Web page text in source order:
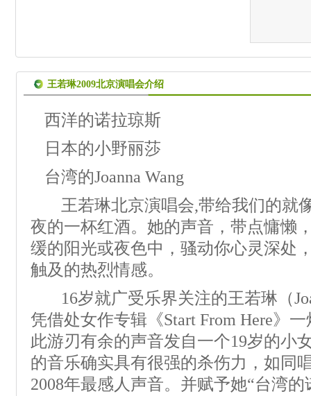
王若琳2009北京演唱会介绍
西洋的诺拉琼斯
日本的小野丽莎
台湾的Joanna Wang
王若琳北京演唱会,带给我们的就
夜的一杯红酒。她的声音，带点慵懒
缓的阳光或夜色中，骚动你心灵深处
触及的热烈情感。
16岁就广受乐界关注的王若琳（
凭借处女作专辑《Start From Here》
此游刃有余的声音发自一个19岁的小
的音乐确实具有很强的杀伤力，如同
2008年最感人声音。并赋予她“台湾